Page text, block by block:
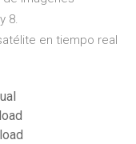
8.
en tiempo real